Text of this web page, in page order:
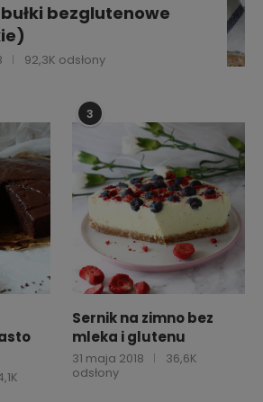
bezglutenowe
92,3K odsłony
3
Sernik na zimno bez
mleka i glutenu
31 maja 2018
36,6K
odsłony